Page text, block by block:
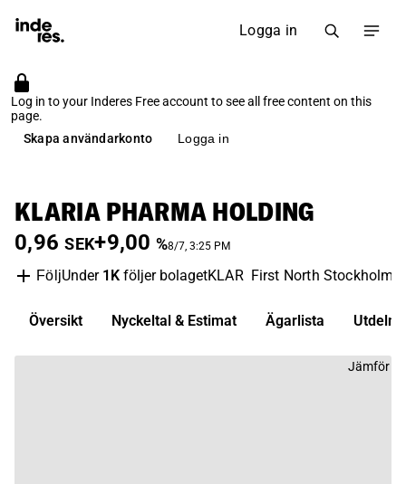
Logga in
Log in to your Inderes Free account to see all free content on this
page.
Skapa användarkonto
Logga in
KLARIA PHARMA HOLDING
0,96 SEK+9,00 %8/7, 3:25 PM
FöljUnder 1K följer bolagetKLAR First North Stockholm
Översikt Nyckeltal & Estimat Ägarlista
Jämför